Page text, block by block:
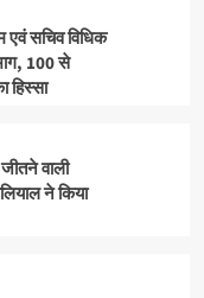
एवं सचिव विधिक
100 से
वाली
ने किया